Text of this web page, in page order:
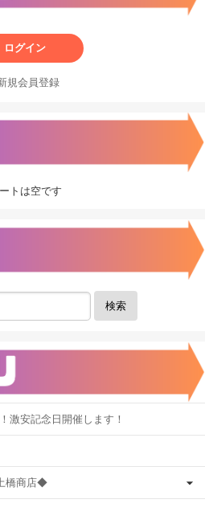
ログイン
規会員登録
トは空です
検索
激安記念日開催します！
橋商店◆